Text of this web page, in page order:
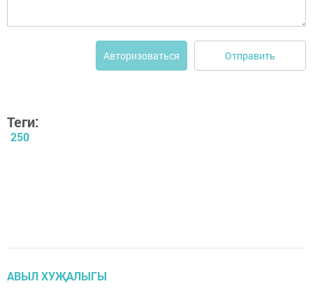
Авторизоваться Отправить
Теги:
250
АВЫЛ ХУҖАЛЫГЫ